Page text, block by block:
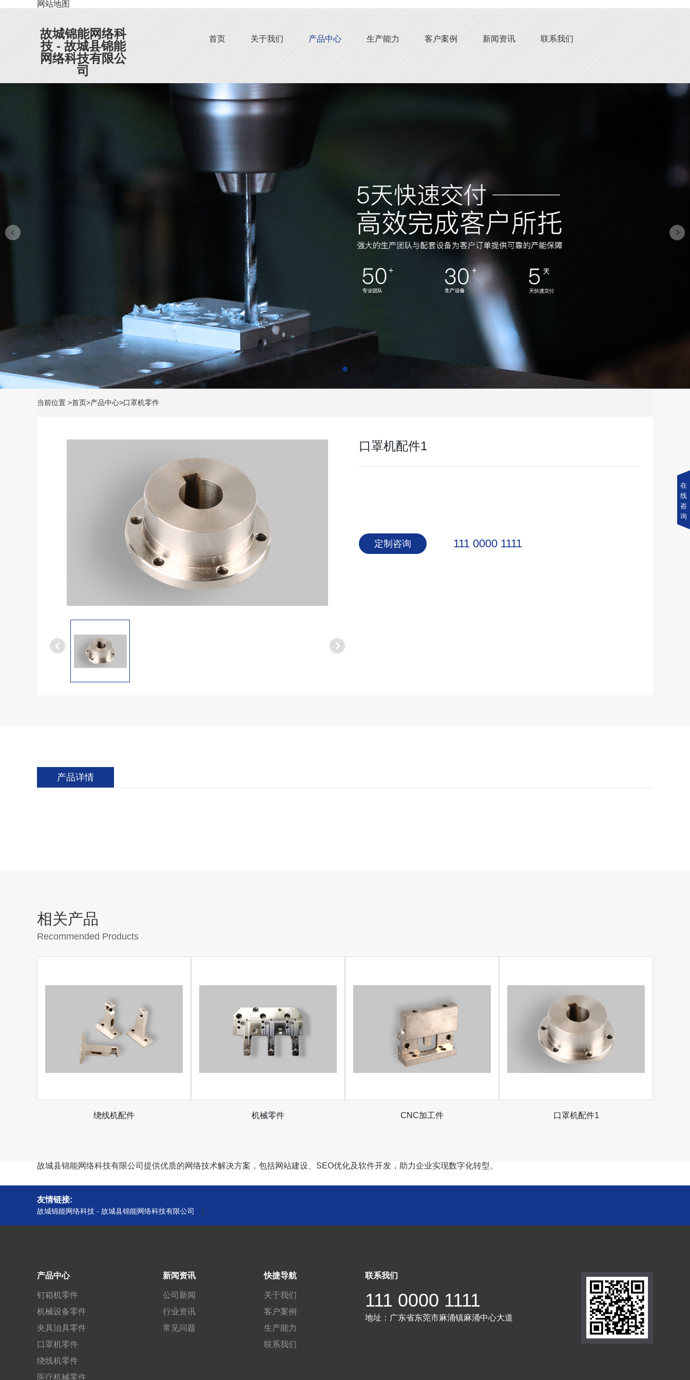
网站地图
故城锦能网络科
技 - 故城县锦能
网络科技有限公
司
首页 关于我们 产品中心 生产能力 客户案例 新闻资讯 联系我们
当前位置 >首页>产品中心>口罩机零件
口罩机配件1
定制咨询 111 0000 1111
产品详情
相关产品
Recommended Products
绕线机配件 机械零件 CNC加工件 口罩机配件1
故城县锦能网络科技有限公司提供优质的网络技术解决方案，包括网站建设、SEO优化及软件开发，助力企业实现数字化转型。
友情链接:
故城锦能网络科技 - 故城县锦能网络科技有限公司
产品中心
钉箱机零件
机械设备零件
夹具治具零件
口罩机零件
绕线机零件
医疗机械零件
新闻资讯
公司新闻
行业资讯
常见问题
快捷导航
关于我们
客户案例
生产能力
联系我们
联系我们
111 0000 1111
地址： 广东省东莞市麻涌镇麻涌中心大道
在
线
咨
询